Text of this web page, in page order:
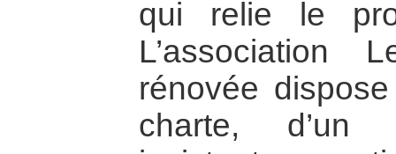
qui relie le
rénovée
charte, d’un